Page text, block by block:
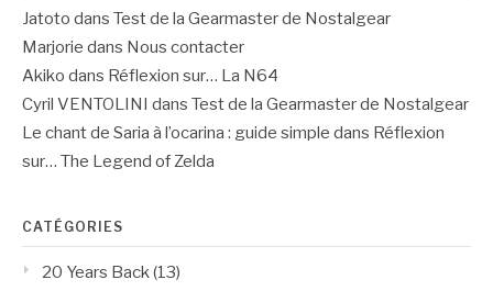
Jatoto dans Test de la Gearmaster de Nostalgear
Marjorie dans Nous contacter
Akiko dans Réflexion sur… La N64
Cyril VENTOLINI
dans Test de la Gearmaster de Nostalgear
Le chant de Saria à l’ocarina : guide simple dans Réflexion
sur… The Legend of Zelda
CATÉGORIES
20 Years Back(13)